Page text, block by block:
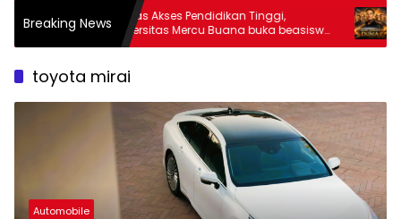
Breaking NewsPerluas Akses Pendidikan Tinggi,
Universitas Mercu Buana buka beasiswa
SNBT 2026
10
toyota mirai
Automobile